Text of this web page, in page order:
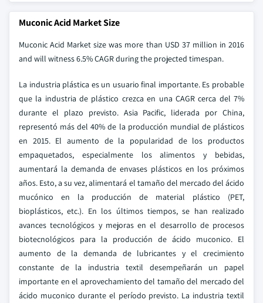
Muconic Acid Market Size
Muconic Acid Market size was more than USD 37 million in 2016
and will witness 6.5% CAGR during the projected timespan.
La industria plástica es un usuario final importante. Es probable
que la industria de plástico crezca en una CAGR cerca del 7%
durante el plazo previsto. Asia Pacific, liderada por China,
representó más del 40% de la producción mundial de plásticos
en 2015. El aumento de la popularidad de los productos
empaquetados, especialmente los alimentos y bebidas,
aumentará la demanda de envases plásticos en los próximos
años. Esto, a su vez, alimentará el tamaño del mercado del ácido
mucónico en la producción de material plástico (PET,
bioplásticos, etc.). En los últimos tiempos, se han realizado
avances tecnológicos y mejoras en el desarrollo de procesos
biotecnológicos para la producción de ácido muconico. El
aumento de la demanda de lubricantes y el crecimiento
constante de la industria textil desempeñarán un papel
importante en el aprovechamiento del tamaño del mercado del
ácido muconico durante el período previsto. La industria textil